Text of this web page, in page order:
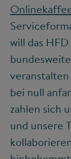
will das
bei null
zahlen sich
und unsere